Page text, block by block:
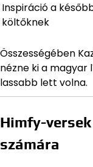
Inspiráció a
költőknek
Összességében
nézne ki a magyar
lassabb lett volna.
Himfy-
számára